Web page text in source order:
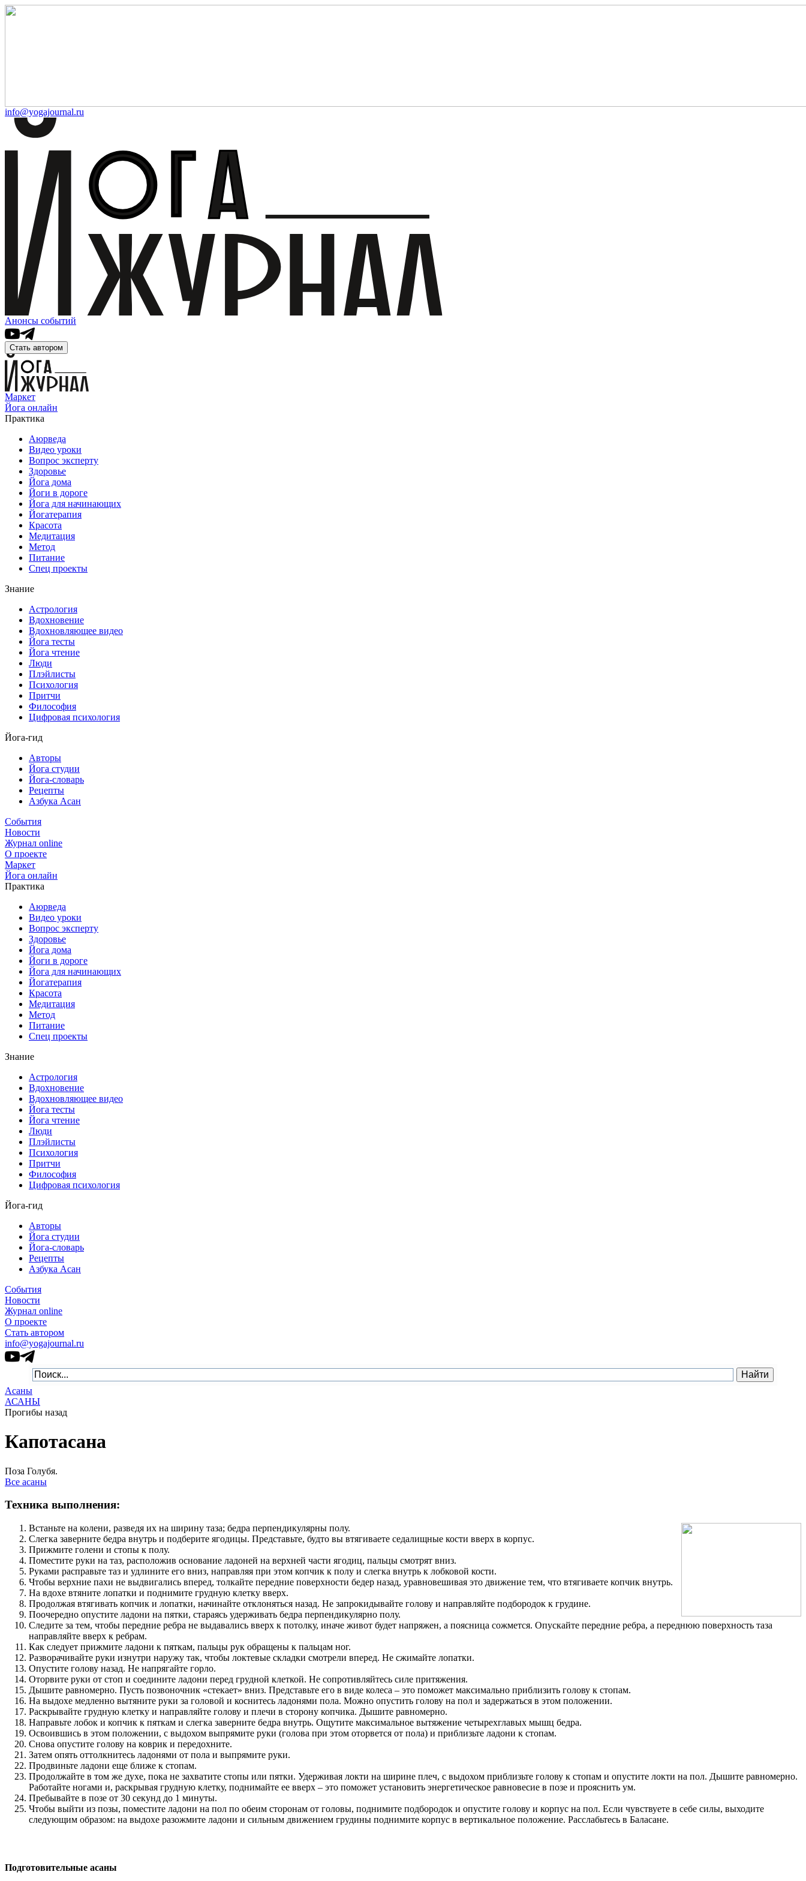
info@yogajournal.ru
Анонсы событий
Стать автором
Маркет
Йога онлайн
Практика
Аюрведа
Видео уроки
Вопрос эксперту
Здоровье
Йога дома
Йоги в дороге
Йога для начинающих
Йогатерапия
Красота
Медитация
Метод
Питание
Спец проекты
Знание
Астрология
Вдохновение
Вдохновляющее видео
Йога тесты
Йога чтение
Люди
Плэйлисты
Психология
Притчи
Философия
Цифровая психология
Йога-гид
Авторы
Йога студии
Йога-словарь
Рецепты
Азбука Асан
События
Новости
Журнал online
О проекте
Маркет
Йога онлайн
Практика
Аюрведа
Видео уроки
Вопрос эксперту
Здоровье
Йога дома
Йоги в дороге
Йога для начинающих
Йогатерапия
Красота
Медитация
Метод
Питание
Спец проекты
Знание
Астрология
Вдохновение
Вдохновляющее видео
Йога тесты
Йога чтение
Люди
Плэйлисты
Психология
Притчи
Философия
Цифровая психология
Йога-гид
Авторы
Йога студии
Йога-словарь
Рецепты
Азбука Асан
События
Новости
Журнал online
О проекте
Стать автором
info@yogajournal.ru
Асаны
АСАНЫ
Прогибы назад
Капотасана
Поза Голубя.
Все асаны
Техника выполнения:
Встаньте на колени, разведя их на ширину таза; бедра перпендикулярны полу.
Слегка заверните бедра внутрь и подберите ягодицы. Представьте, будто вы втягиваете седалищные кости вверх в корпус.
Прижмите голени и стопы к полу.
Поместите руки на таз, расположив основание ладоней на верхней части ягодиц, пальцы смотрят вниз.
Руками расправьте таз и удлините его вниз, направляя при этом копчик к полу и слегка внутрь к лобковой кости.
Чтобы верхние пахи не выдвигались вперед, толкайте передние поверхности бедер назад, уравновешивая это движение тем, что втягиваете копчик внутрь.
На вдохе втяните лопатки и поднимите грудную клетку вверх.
Продолжая втягивать копчик и лопатки, начинайте отклоняться назад. Не запрокидывайте голову и направляйте подбородок к грудине.
Поочередно опустите ладони на пятки, стараясь удерживать бедра перпендикулярно полу.
Следите за тем, чтобы передние ребра не выдавались вверх к потолку, иначе живот будет напряжен, а поясница сожмется. Опускайте передние ребра, а переднюю поверхность таза
направляйте вверх к ребрам.
Как следует прижмите ладони к пяткам, пальцы рук обращены к пальцам ног.
Разворачивайте руки изнутри наружу так, чтобы локтевые складки смотрели вперед. Не сжимайте лопатки.
Опустите голову назад. Не напрягайте горло.
Оторвите руки от стоп и соедините ладони перед грудной клеткой. Не сопротивляйтесь силе притяжения.
Дышите равномерно. Пусть позвоночник «стекает» вниз. Представьте его в виде колеса – это поможет максимально приблизить голову к стопам.
На выдохе медленно вытяните руки за головой и коснитесь ладонями пола. Можно опустить голову на пол и задержаться в этом положении.
Раскрывайте грудную клетку и направляйте голову и плечи в сторону копчика. Дышите равномерно.
Направьте лобок и копчик к пяткам и слегка заверните бедра внутрь. Ощутите максимальное вытяжение четырехглавых мышц бедра.
Освоившись в этом положении, с выдохом выпрямите руки (голова при этом оторвется от пола) и приблизьте ладони к стопам.
Снова опустите голову на коврик и передохните.
Затем опять оттолкнитесь ладонями от пола и выпрямите руки.
Продвиньте ладони еще ближе к стопам.
Продолжайте в том же духе, пока не захватите стопы или пятки. Удерживая локти на ширине плеч, с выдохом приблизьте голову к стопам и опустите локти на пол. Дышите равномерно.
Работайте ногами и, раскрывая грудную клетку, поднимайте ее вверх – это поможет установить энергетическое равновесие в позе и прояснить ум.
Пребывайте в позе от 30 секунд до 1 минуты.
Чтобы выйти из позы, поместите ладони на пол по обеим сторонам от головы, поднимите подбородок и опустите голову и корпус на пол. Если чувствуете в себе силы, выходите
следующим образом: на выдохе разожмите ладони и сильным движением грудины поднимите корпус в вертикальное положение. Расслабьтесь в Баласане.
Подготовительные асаны